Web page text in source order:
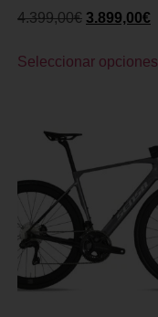
4.399,00€ 3.899,00€
Seleccionar opciones